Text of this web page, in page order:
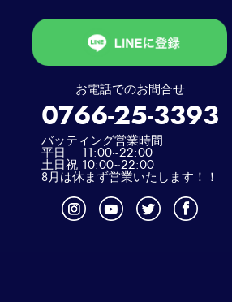
お電話でのお問合せ
0766-25-3393
バッティング営業時間
平日 11:00~22:00
土日祝 10:00~22:00
8月は休まず営業いたします！！